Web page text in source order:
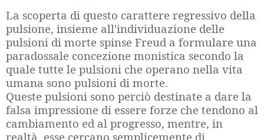
La scoperta di questo carattere regressivo della
pulsione, insieme all'individuazione delle
pulsioni di morte spinse Freud a formulare una
paradossale concezione monistica secondo la
quale tutte le pulsioni che operano nella vita
umana sono pulsioni di morte.
Queste pulsioni sono perciò destinate a dare la
falsa impressione di essere forze che tendono al
cambiamento ed al progresso, mentre, in
realtà, esse cercano semplicemente di